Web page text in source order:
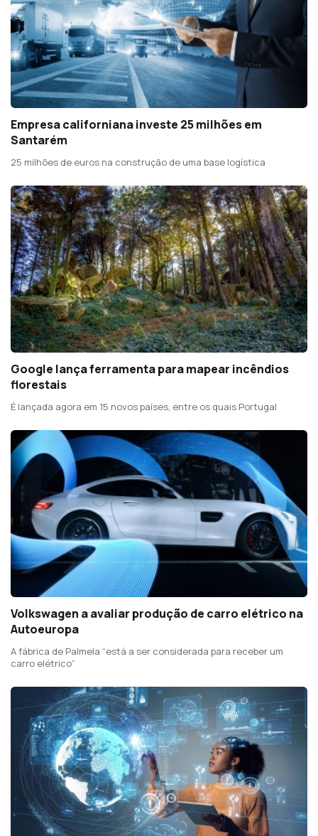
Empresa californiana investe 25 milhões em
Santarém
25 milhões de euros na construção de uma base logística
Google lança ferramenta para mapear incêndios
florestais
É lançada agora em 15 novos países, entre os quais Portugal
Volkswagen a avaliar produção de carro elétrico na
Autoeuropa
A fábrica de Palmela “está a ser considerada para receber um
carro elétrico”